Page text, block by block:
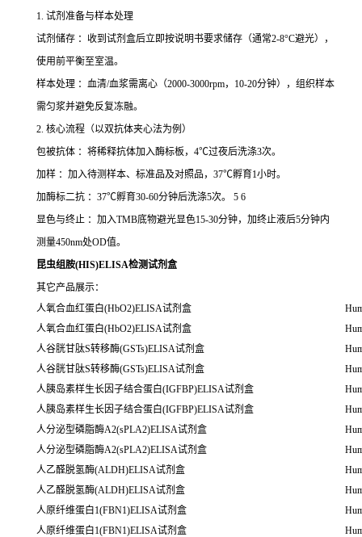
1. 试剂准备与样本处理
试剂储存 ：收到试剂盒后立即按说明书要求储存（通常2-8°C避光），
使用前平衡至室温。
样本处理 ：血清/血浆需离心（2000-3000rpm，10-20分钟），组织样本
需匀浆并避免反复冻融。
2. 核心流程（以双抗体夹心法为例）
包被抗体 ：将稀释抗体加入酶标板，4℃过夜后洗涤3次。
加样 ：加入待测样本、标准品及对照品，37℃孵育1小时。
加酶标二抗 ：37℃孵育30-60分钟后洗涤5次。 5 6
显色与终止 ：加入TMB底物避光显色15-30分钟，加终止液后5分钟内
测量450nm处OD值。
昆虫组胺(HIS)ELISA检测试剂盒
其它产品展示：
人氧合血红蛋白(HbO2)ELISA试剂盒
人氧合血红蛋白(HbO2)ELISA试剂盒
人谷胱甘肽S转移酶(GSTs)ELISA试剂盒
人谷胱甘肽S转移酶(GSTs)ELISA试剂盒
人胰岛素样生长因子结合蛋白(IGFBP)ELISA试剂盒
人胰岛素样生长因子结合蛋白(IGFBP)ELISA试剂盒
人分泌型磷脂酶A2(sPLA2)ELISA试剂盒
人分泌型磷脂酶A2(sPLA2)ELISA试剂盒
人乙醛脱氢酶(ALDH)ELISA试剂盒
人乙醛脱氢酶(ALDH)ELISA试剂盒
人原纤维蛋白1(FBN1)ELISA试剂盒
人原纤维蛋白1(FBN1)ELISA试剂盒